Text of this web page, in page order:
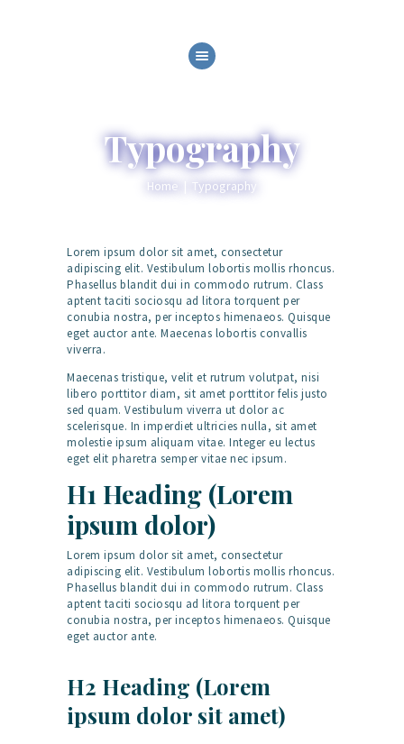
Typography
Home Typography
SERVICES
GALLERY
Lorem ipsum dolor sit amet, consectetur
adipiscing elit. Vestibulum lobortis mollis rhoncus.
Phasellus blandit dui in commodo rutrum. Class
aptent taciti sociosqu ad litora torquent per
conubia nostra, per inceptos himenaeos. Quisque
eget auctor ante. Maecenas lobortis convallis
viverra.
Maecenas tristique, velit et rutrum volutpat, nisi
libero porttitor diam, sit amet porttitor felis justo
sed quam. Vestibulum viverra ut dolor ac
scelerisque. In imperdiet ultricies nulla, sit amet
molestie ipsum aliquam vitae. Integer eu lectus
eget elit pharetra semper vitae nec ipsum.
H1 Heading (Lorem
ipsum dolor)
Lorem ipsum dolor sit amet, consectetur
adipiscing elit. Vestibulum lobortis mollis rhoncus.
Phasellus blandit dui in commodo rutrum. Class
aptent taciti sociosqu ad litora torquent per
conubia nostra, per inceptos himenaeos. Quisque
eget auctor ante.
H2 Heading (Lorem
ipsum dolor sit amet)